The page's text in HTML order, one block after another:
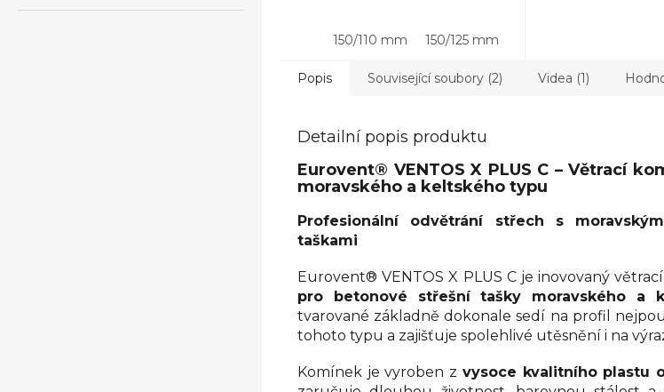
150/110 mm 150/125 mm
Popis Související soubory (2) Videa (1)
Detailní popis produktu
Eurovent® VENTOS X PLUS C – Větrací
moravského a keltského typu
Profesionální odvětrání střech s
taškami
Eurovent® VENTOS X PLUS C je inovovaný
pro betonové střešní tašky moravského a
tvarované základně dokonale sedí na profil
tohoto typu a zajišťuje spolehlivé utěsnění i na
Komínek je vyroben z vysoce kvalitního plastu